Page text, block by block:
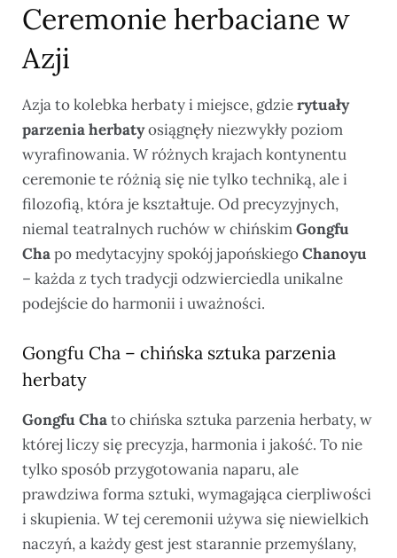
Ceremonie herbaciane w
Azji
Azja to kolebka herbaty i miejsce, gdzierytuały
parzenia herbatyosiągnęły niezwykły poziom
wyrafinowania. W różnych krajach kontynentu
ceremonie te różnią się nie tylko techniką, ale i
filozofią, która je kształtuje. Od precyzyjnych,
niemal teatralnych ruchów w chińskimGongfu
Chapo medytacyjny spokój japońskiegoChanoyu
– każda z tych tradycji odzwierciedla unikalne
podejście do harmonii i uważności.
Gongfu Cha – chińska sztuka parzenia
herbaty
Gongfu Chato chińska sztuka parzenia herbaty, w
której liczy się precyzja, harmonia i jakość. To nie
tylko sposób przygotowania naparu, ale
prawdziwa forma sztuki, wymagająca cierpliwości
i skupienia. W tej ceremonii używa się niewielkich
naczyń, a każdy gest jest starannie przemyślany,